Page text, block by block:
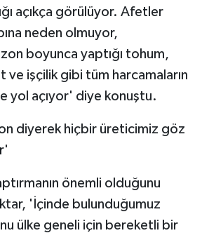
açıkça görülüyor. Afetler
neden olmuyor,
boyunca yaptığı tohum,
ve işçilik gibi tüm harcamaların
yol açıyor' diye konuştu.
diyerek hiçbir üreticimiz göz
önemli olduğunu
'İçinde bulunduğumuz
ülke geneli için bereketli bir